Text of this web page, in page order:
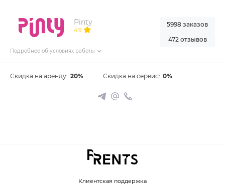
Pinty
4.9
Подробнее об условиях работы
5998 заказов
472 отзывов
Скидка на аренду: 20% Скидка на сервис: 0%
Клиентская поддержка